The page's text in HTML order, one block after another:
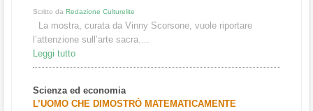
Scritto da Redazione Culturelite
La mostra, curata da Vinny Scorsone, vuole riportare
l’attenzione sull’arte sacra....
Leggi tutto
Scienza ed economia
L’UOMO CHE DIMOSTRÒ MATEMATICAMENTE